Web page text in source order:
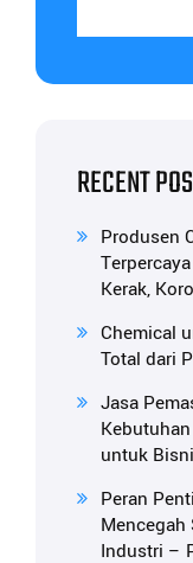
RECENT
Produsen
Kerak,
Chemical
Total dari
Jasa
untuk
Peran
Industri –